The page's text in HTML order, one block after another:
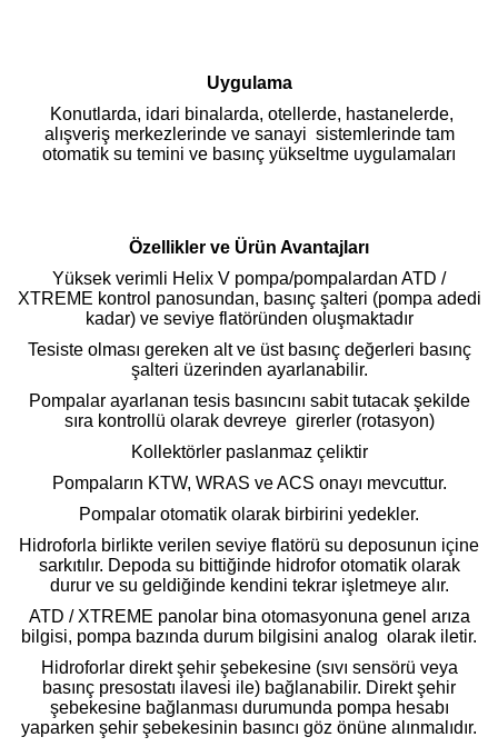
Uygulama
Konutlarda, idari binalarda, otellerde, hastanelerde,
alışveriş merkezlerinde ve sanayi sistemlerinde tam
otomatik su temini ve basınç yükseltme uygulamaları
Özellikler ve Ürün Avantajları
Yüksek verimli Helix V pompa/pompalardan ATD /
XTREME kontrol panosundan, basınç şalteri (pompa adedi
kadar) ve seviye flatöründen oluşmaktadır
Tesiste olması gereken alt ve üst basınç değerleri basınç
şalteri üzerinden ayarlanabilir.
Pompalar ayarlanan tesis basıncını sabit tutacak şekilde
sıra kontrollü olarak devreye girerler (rotasyon)
Kollektörler paslanmaz çeliktir
Pompaların KTW, WRAS ve ACS onayı mevcuttur.
Pompalar otomatik olarak birbirini yedekler.
Hidroforla birlikte verilen seviye flatörü su deposunun içine
sarkıtılır. Depoda su bittiğinde hidrofor otomatik olarak
durur ve su geldiğinde kendini tekrar işletmeye alır.
ATD / XTREME panolar bina otomasyonuna genel arıza
bilgisi, pompa bazında durum bilgisini analog olarak iletir.
Hidroforlar direkt şehir şebekesine (sıvı sensörü veya
basınç presostatı ilavesi ile) bağlanabilir. Direkt şehir
şebekesine bağlanması durumunda pompa hesabı
yaparken şehir şebekesinin basıncı göz önüne alınmalıdır.